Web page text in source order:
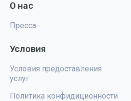
О нас
Пресса
Условия
Условия предоставления
услуг
Политика конфидиционности